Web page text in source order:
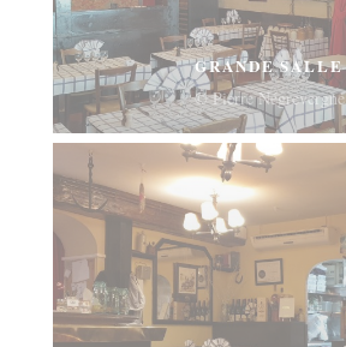
GRANDE SALLE
© Pierre Négrevergne